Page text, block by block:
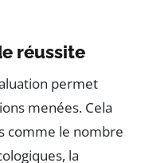
réussite
permet
menées. Cela
comme le nombre
la